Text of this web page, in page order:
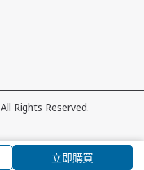
立即購買
All Rights Reserved.